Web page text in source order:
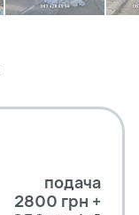
подача
2800 грн +